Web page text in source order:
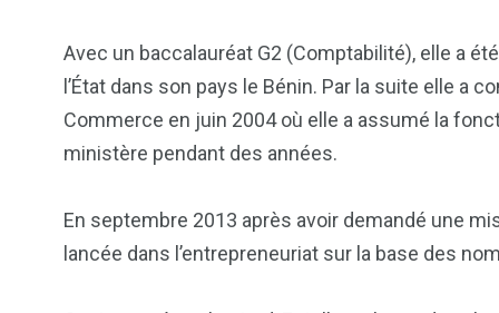
Avec un baccalauréat G2 (Comptabilité), elle a
l’État dans son pays le Bénin. Par la suite elle a
Commerce en juin 2004 où elle a assumé la
ministère pendant des années.
En septembre 2013 après avoir demandé une
lancée dans l’entrepreneuriat sur la base des